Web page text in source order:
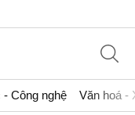
- Công nghệ Văn hoá -